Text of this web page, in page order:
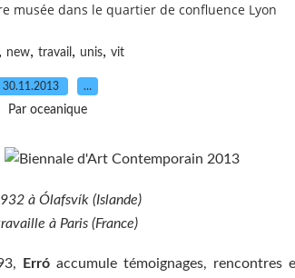
musée dans le quartier de confluence Lyon
new, travail, unis, vit
30.11.2013 …
Par oceanique
à Ólafsvík (Islande)
à Paris (France)
Erró accumule témoignages, rencontres